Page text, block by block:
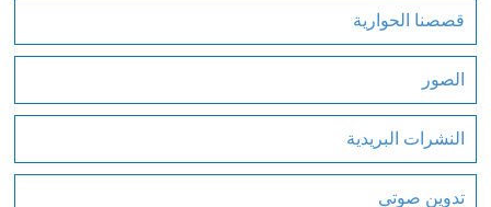
قصصنا الحوارية
الصور
النشرات البريدية
تدوين صوتي